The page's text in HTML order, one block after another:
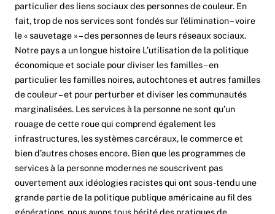
particulier des liens sociaux des personnes de couleur. En
fait, trop de nos services sont fondés sur l’élimination – voire
le « sauvetage » – des personnes de leurs réseaux sociaux.
Notre pays a un longue histoire L’utilisation de la politique
économique et sociale pour diviser les familles – en
particulier les familles noires, autochtones et autres familles
de couleur – et pour perturber et diviser les communautés
marginalisées. Les services à la personne ne sont qu’un
rouage de cette roue qui comprend également les
infrastructures, les systèmes carcéraux, le commerce et
bien d’autres choses encore. Bien que les programmes de
services à la personne modernes ne souscrivent pas
ouvertement aux idéologies racistes qui ont sous-tendu une
grande partie de la politique publique américaine au fil des